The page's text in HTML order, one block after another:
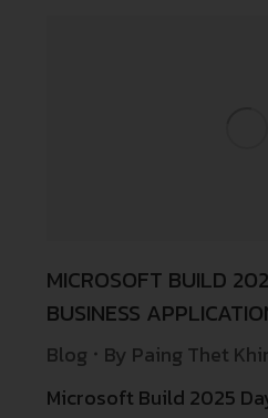
MICROSOFT BUILD
BUSINESS
Blog By Paing Thet
Microsoft Build 2025